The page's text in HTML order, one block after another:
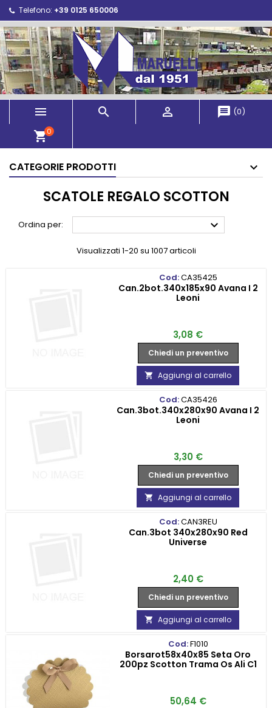
Telefono: +39 0125 650006
   message (0)
shopping_cart0
CATEGORIE PRODOTTI
SCATOLE REGALO SCOTTON
Ordina per: 
Visualizzati 1-20 su 1007 articoli
Cod:CA35425
Can.2bot.340x185x90 Avana I 2
Leoni
Prezzo
3,08 €
Chiedi un preventivo
 Aggiungi al carrello
Cod:CA35426
Can.3bot.340x280x90 Avana I 2
Leoni
Prezzo
3,30 €
Chiedi un preventivo
 Aggiungi al carrello
Cod:CAN3REU
Can.3bot 340x280x90 Red
Universe
Prezzo
2,40 €
Chiedi un preventivo
 Aggiungi al carrello
Cod:F1010
Borsarot58x40x85 Seta Oro
200pz Scotton Trama Os Ali C1
Prezzo
50,64 €